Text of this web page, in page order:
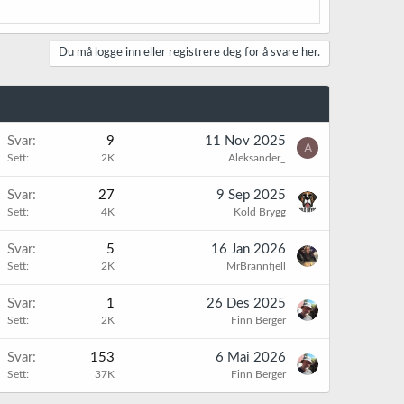
Du må logge inn eller registrere deg for å svare her.
Svar 9
Sett 2K
11 Nov 2025
Aleksander_
A
Svar 27
Sett 4K
9 Sep 2025
Kold Brygg
Svar 5
Sett 2K
16 Jan 2026
MrBrannfjell
Svar 1
Sett 2K
26 Des 2025
Finn Berger
Svar 153
Sett 37K
6 Mai 2026
Finn Berger